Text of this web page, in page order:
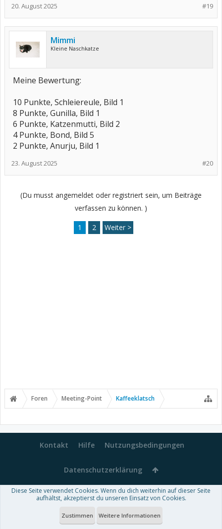
#19
20. August 2025
Mimmi
Kleine Naschkatze
Meine Bewertung:
10 Punkte, Schleiereule, Bild 1
8 Punkte, Gunilla, Bild 1
6 Punkte, Katzenmutti, Bild 2
4 Punkte, Bond, Bild 5
2 Punkte, Anurju, Bild 1
#20
23. August 2025
(Du musst angemeldet oder registriert sein, um Beiträge
verfassen zu können. )
1 2 Weiter >
Foren Meeting-Point Kaffeeklatsch
Kontakt Hilfe Nutzungsbedingungen
Datenschutzerklärung
Forum software by XenForo™-Deutsch von xenDach
Theme designed byThemeHouse
Diese Seite verwendet Cookies. Wenn du dich weiterhin auf dieser Seite
aufhältst, akzeptierst du unseren Einsatz von Cookies.
Zustimmen Weitere Informationen